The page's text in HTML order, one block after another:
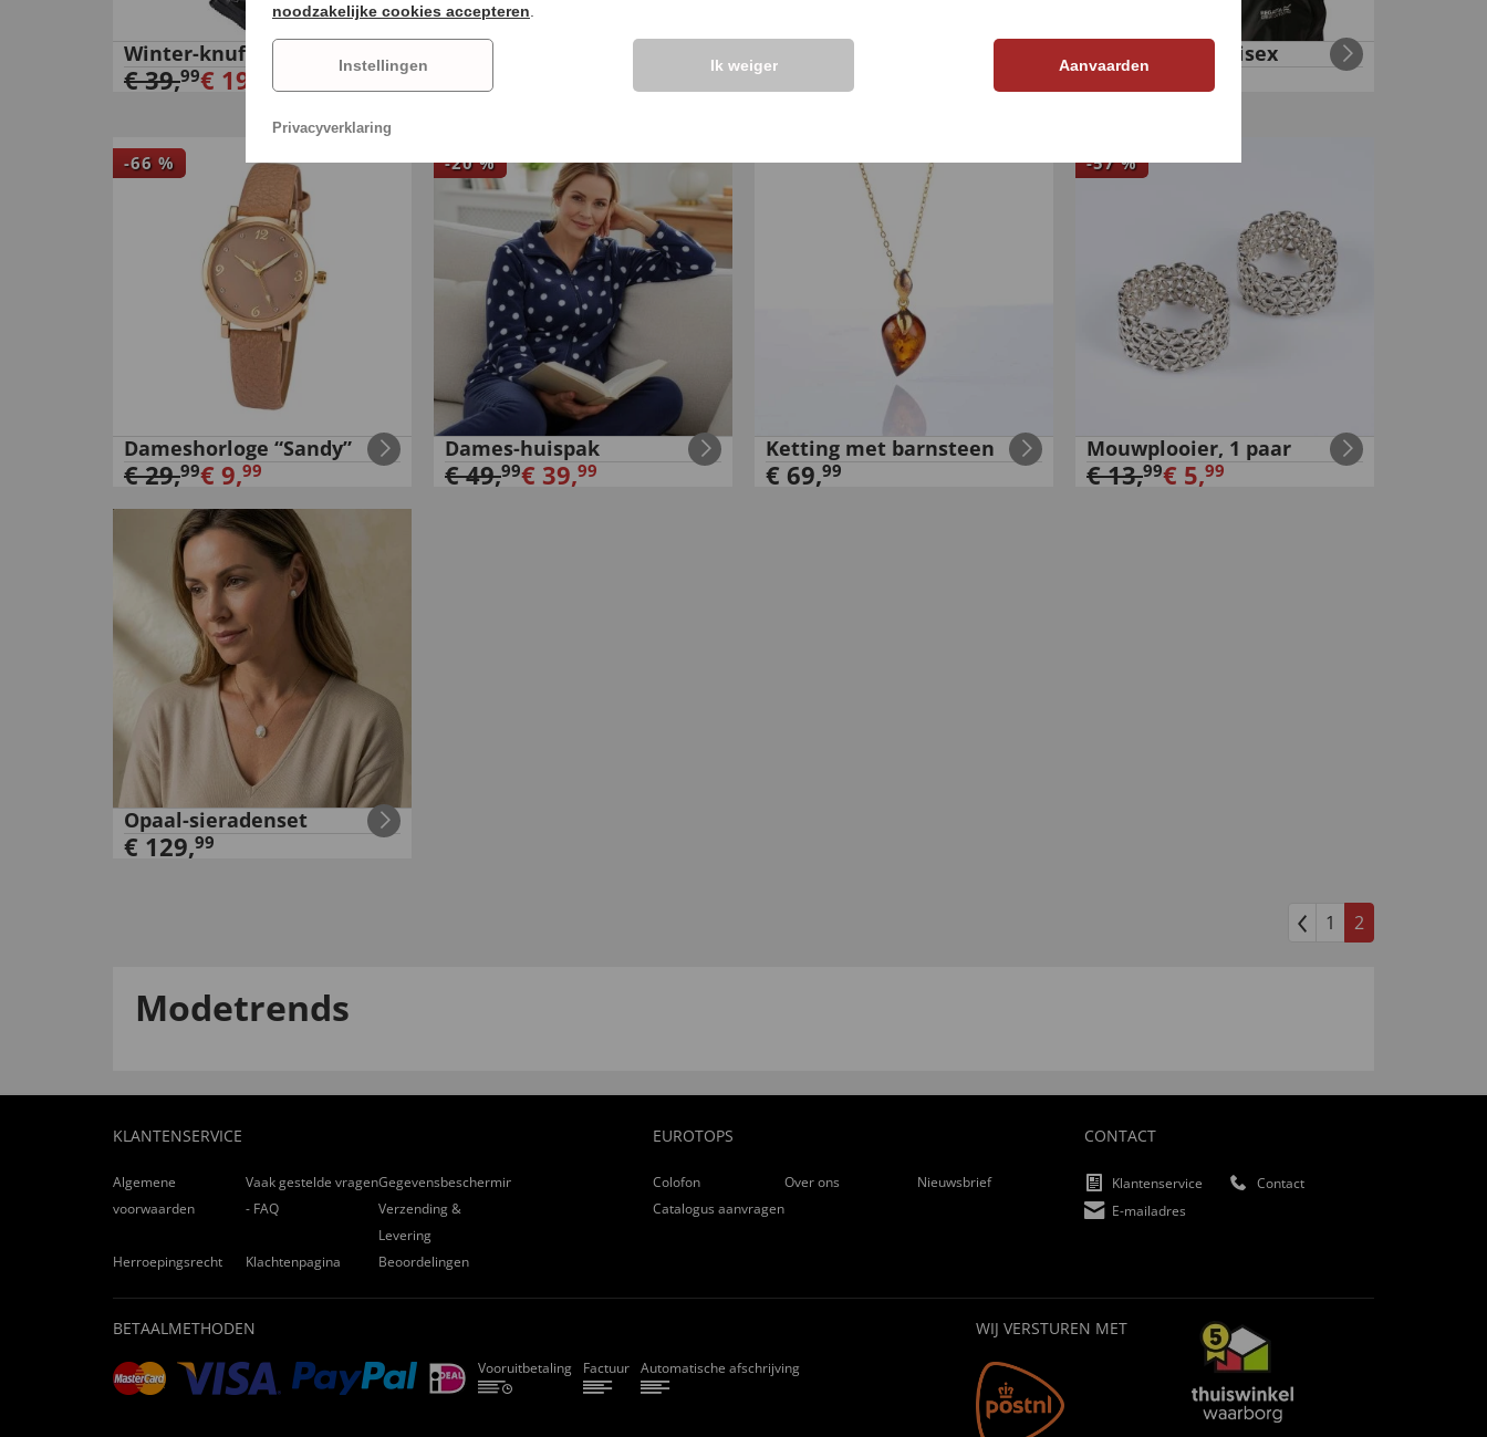
Winter-knuffellaarsjes
€39,99€ 19
€69
€
Regenbroek unisex
€39,99 ,
-66 %
Dameshorloge “Sandy”
€29,99€ 9,99
-20%
Dames-huispak
€49,99€ 39,99
Ketting met barnsteen
€ 69,99
-57%
Mouwplooier, 1 paar
€13,99€ 5,99
Opaal-sieradenset
€ 129,99
1 2
Modetrends
KLANTENSERVICE
Algemene
voorwaarden
Vaak gestelde vragen
- FAQ
Gegevensbescherming
Verzending &
Levering
Herroepingsrecht
Klachtenpagina Beoordelingen
EUROTOPS
Colofon Over ons
Nieuwsbrief
Catalogus aanvragen
CONTACT
Klantenservice
Contact
E-mailadres
BETAALMETHODEN
Vooruitbetaling Factuur Automatische afschrijving
WIJ VERSTUREN MET
noodzakelijke cookies accepteren
Instellingen Ik weiger Aanvaarden
Privacyverklaring